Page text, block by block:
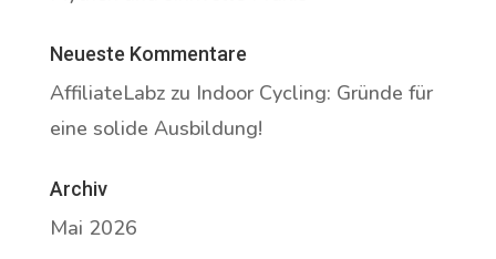
Neueste Kommentare
AffiliateLabzzu Indoor Cycling: Gründe für
eine solide Ausbildung!
Archiv
Mai 2026